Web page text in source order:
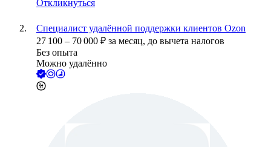
Откликнуться
Специалист удалённой поддержки клиентов Ozon
27 100 – 70 000 ₽ за месяц, до вычета налогов
Без опыта
Можно удалённо